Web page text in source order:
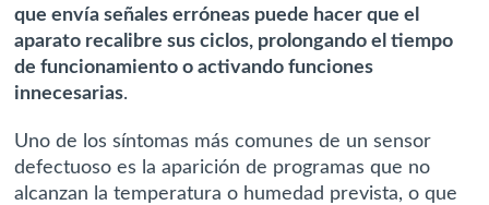
que envía señales erróneas puede hacer que el
aparato recalibre sus ciclos, prolongando el tiempo
de funcionamiento o activando funciones
innecesarias.
Uno de los síntomas más comunes de un sensor
defectuoso es la aparición de programas que no
alcanzan la temperatura o humedad prevista, o que